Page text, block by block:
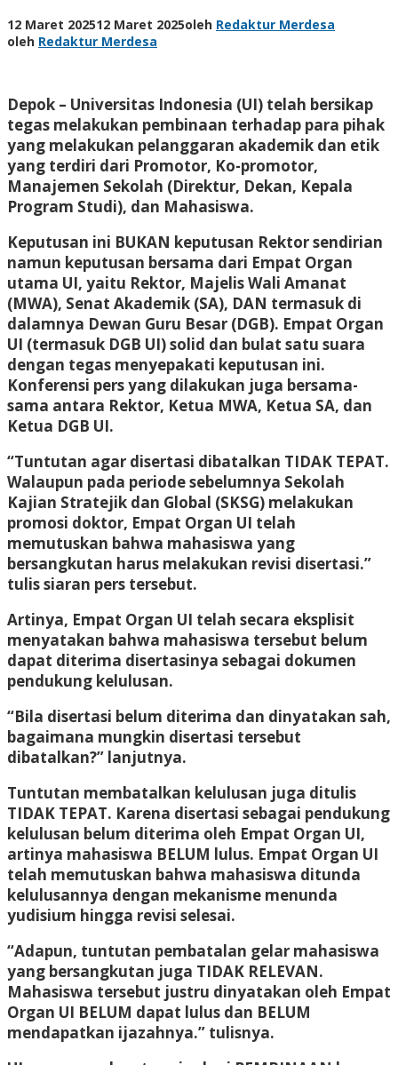
12 Maret 202512 Maret 2025oleh Redaktur Merdesa
oleh Redaktur Merdesa
Depok – Universitas Indonesia (UI) telah bersikap
tegas melakukan pembinaan terhadap para pihak
yang melakukan pelanggaran akademik dan etik
yang terdiri dari Promotor, Ko-promotor,
Manajemen Sekolah (Direktur, Dekan, Kepala
Program Studi), dan Mahasiswa.
Keputusan ini BUKAN keputusan Rektor sendirian
namun keputusan bersama dari Empat Organ
utama UI, yaitu Rektor, Majelis Wali Amanat
(MWA), Senat Akademik (SA), DAN termasuk di
dalamnya Dewan Guru Besar (DGB). Empat Organ
UI (termasuk DGB UI) solid dan bulat satu suara
dengan tegas menyepakati keputusan ini.
Konferensi pers yang dilakukan juga bersama-
sama antara Rektor, Ketua MWA, Ketua SA, dan
Ketua DGB UI.
“Tuntutan agar disertasi dibatalkan TIDAK TEPAT.
Walaupun pada periode sebelumnya Sekolah
Kajian Stratejik dan Global (SKSG) melakukan
promosi doktor, Empat Organ UI telah
memutuskan bahwa mahasiswa yang
bersangkutan harus melakukan revisi disertasi.”
tulis siaran pers tersebut.
Artinya, Empat Organ UI telah secara eksplisit
menyatakan bahwa mahasiswa tersebut belum
dapat diterima disertasinya sebagai dokumen
pendukung kelulusan.
“Bila disertasi belum diterima dan dinyatakan sah,
bagaimana mungkin disertasi tersebut
dibatalkan?” lanjutnya.
Tuntutan membatalkan kelulusan juga ditulis
TIDAK TEPAT. Karena disertasi sebagai pendukung
kelulusan belum diterima oleh Empat Organ UI,
artinya mahasiswa BELUM lulus. Empat Organ UI
telah memutuskan bahwa mahasiswa ditunda
kelulusannya dengan mekanisme menunda
yudisium hingga revisi selesai.
“Adapun, tuntutan pembatalan gelar mahasiswa
yang bersangkutan juga TIDAK RELEVAN.
Mahasiswa tersebut justru dinyatakan oleh Empat
Organ UI BELUM dapat lulus dan BELUM
mendapatkan ijazahnya.” tulisnya.